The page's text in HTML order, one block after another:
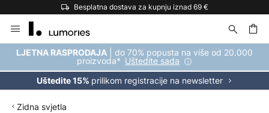
Besplatna dostava za kupnju iznad 69 €
to
Content
LJETNA RASPRODAJA | do 70% popusta na više od 20.000
proizvoda* Uštedite sada
Uštedite 15% prilikom registracije na newsletter
Zidna svjetla